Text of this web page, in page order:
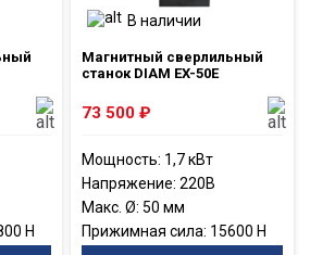
Н
В наличии
Магнитный сверлильный
станок DIAM EX-50E
73 500₽
Мощность: 1,7 кВт
Напряжение: 220В
Макс. Ø: 50 мм
Прижимная сила: 15600 Н